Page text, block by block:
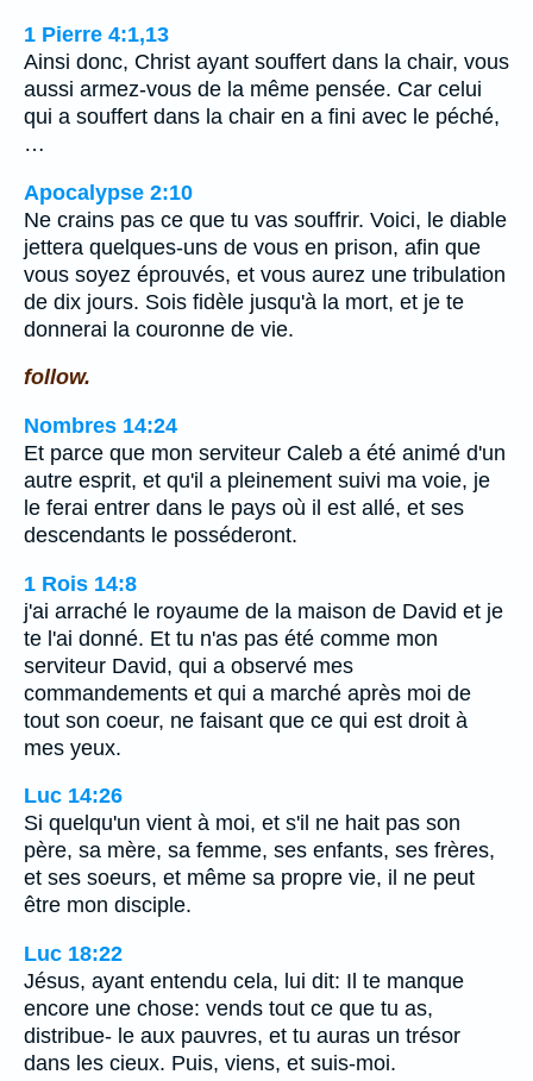
1 Pierre 4:1,13
Ainsi donc, Christ ayant souffert dans la chair, vous
aussi armez-vous de la même pensée. Car celui
qui a souffert dans la chair en a fini avec le péché,
…
Apocalypse 2:10
Ne crains pas ce que tu vas souffrir. Voici, le diable
jettera quelques-uns de vous en prison, afin que
vous soyez éprouvés, et vous aurez une tribulation
de dix jours. Sois fidèle jusqu'à la mort, et je te
donnerai la couronne de vie.
follow.
Nombres 14:24
Et parce que mon serviteur Caleb a été animé d'un
autre esprit, et qu'il a pleinement suivi ma voie, je
le ferai entrer dans le pays où il est allé, et ses
descendants le posséderont.
1 Rois 14:8
j'ai arraché le royaume de la maison de David et je
te l'ai donné. Et tu n'as pas été comme mon
serviteur David, qui a observé mes
commandements et qui a marché après moi de
tout son coeur, ne faisant que ce qui est droit à
mes yeux.
Luc 14:26
Si quelqu'un vient à moi, et s'il ne hait pas son
père, sa mère, sa femme, ses enfants, ses frères,
et ses soeurs, et même sa propre vie, il ne peut
être mon disciple.
Luc 18:22
Jésus, ayant entendu cela, lui dit: Il te manque
encore une chose: vends tout ce que tu as,
distribue- le aux pauvres, et tu auras un trésor
dans les cieux. Puis, viens, et suis-moi.